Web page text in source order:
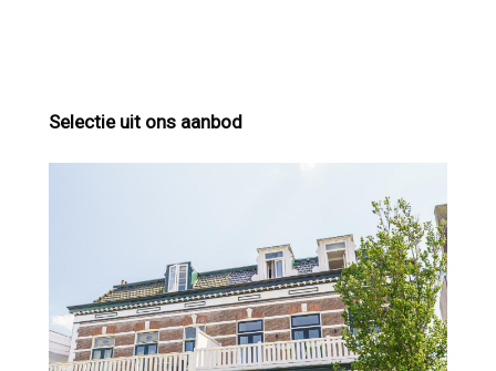
Selectie uit ons aanbod